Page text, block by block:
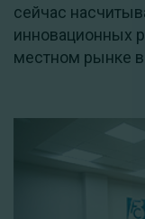
сейчас
инновационных
местном рынке